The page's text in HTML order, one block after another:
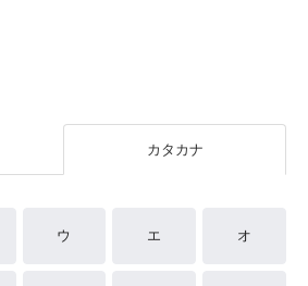
カタカナ
ウ エ オ